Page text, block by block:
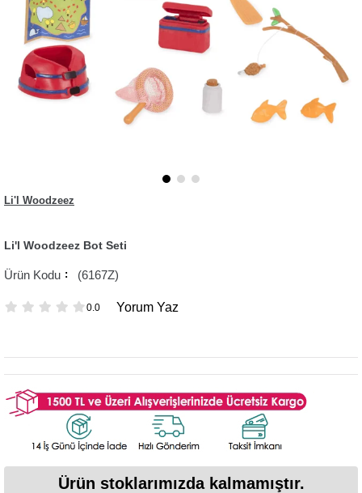
Li'l Woodzeez
Li'l Woodzeez Bot Seti
(6167Z)
0.0 Yorum Yaz
Ürün stoklarımızda kalmamıştır.